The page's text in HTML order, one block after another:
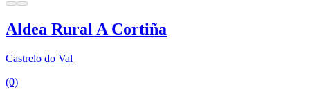
Aldea Rural A Cortiña
Castrelo do Val
(0)